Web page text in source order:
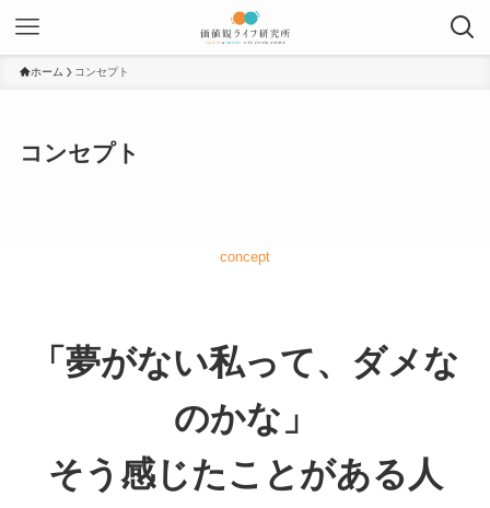
ホーム コンセプト
コンセプト
concept
「夢がない私って、ダメな
のかな」
そう感じたことがある人